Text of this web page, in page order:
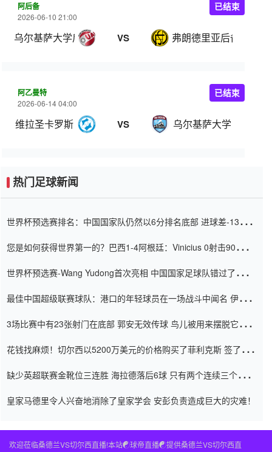
阿后备
2026-06-10 21:00
乌尔基萨大学后备队 VS 弗朗德里亚后备队
已结束
阿乙曼特
2026-06-14 04:00
维拉圣卡罗斯 VS 乌尔基萨大学
已结束
热门足球新闻
世界杯预选赛排名：中国国家队仍然以6分排名底部 进球差-13令人
您是如何获得世界第一的？巴西1-4阿根廷：Vinicius 0射击90分钟
世界杯预选赛-Wang Yudong首次亮相 中国国家足球队错过了世界
最佳中国超级联赛球队：港口的年轻球员在一场战斗中闻名 伊万放
3场比赛中有23张射门在底部 郭安无效传球 鸟儿被用来摆脱它
花钱找麻烦！切尔西以5200万美元的价格购买了菲利克斯 签了7年
缺少英超联赛金靴位三连胜 海拉德落后6球 只有两个连续三个连续
皇家马德里令人兴奋地消除了皇家学会 安彭负责造成巨大的灾难！
欢迎莅临桑德兰VS切尔西直播!本站☯球帝直播☯提供桑德兰VS切尔西直